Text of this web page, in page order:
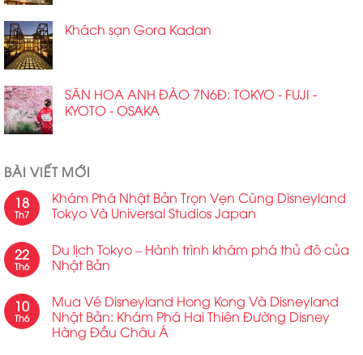
Khách sạn Gora Kadan
SĂN HOA ANH ĐÀO 7N6Đ: TOKYO - FUJI -
KYOTO - OSAKA
BÀI VIẾT MỚI
18
Th7
Khám Phá Nhật Bản Trọn Vẹn Cùng Disneyland
Tokyo Và Universal Studios Japan
22
Th6
Du lịch Tokyo – Hành trình khám phá thủ đô của
Nhật Bản
10
Th6
Mua Vé Disneyland Hong Kong Và Disneyland
Nhật Bản: Khám Phá Hai Thiên Đường Disney
Hàng Đầu Châu Á